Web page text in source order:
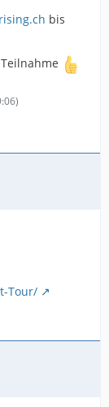
bis
)
Tour/